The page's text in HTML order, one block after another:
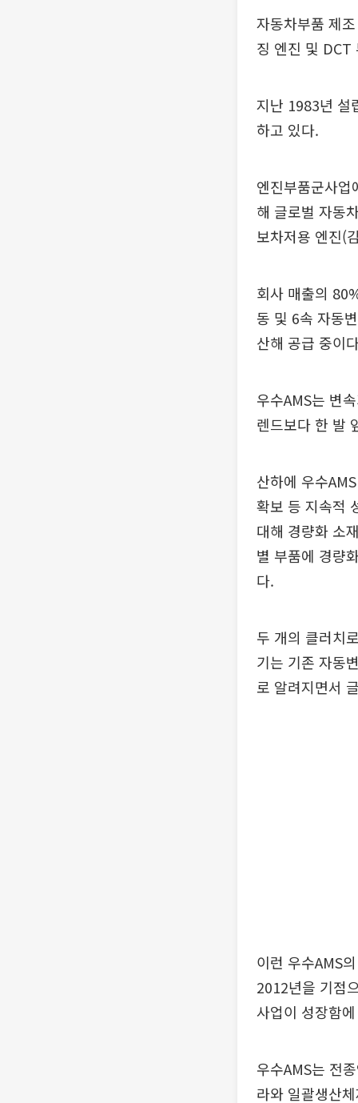
자동차부품 제
징 엔진 및 DCT
지난 1983년 설
하고 있다.
엔진부품군사
해 글로벌 자동
보차저용 엔진(
회사 매출의
동 및 6속 자동
산해 공급 중이
우수AMS는 변
렌드보다 한 발
산하에 우수
확보 등 지속적
대해 경량화 소
별 부품에 경량
다.
두 개의 클러치
기는 기존 자동
로 알려지면서
이런 우수AMS
2012년을 기점
사업이 성장함
우수AMS는 전
라와 일괄생산